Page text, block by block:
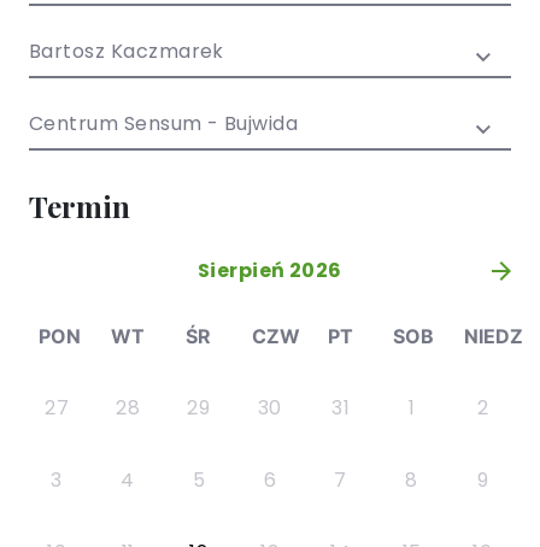
młodzieży
Bartosz Kaczmarek
Centrum Sensum - Bujwida
Termin
Sierpień 2026 »
PON WT ŚR CZW PT SOB NIEDZ
27 28 29 30 31 1 2
3 4 5 6 7 8 9